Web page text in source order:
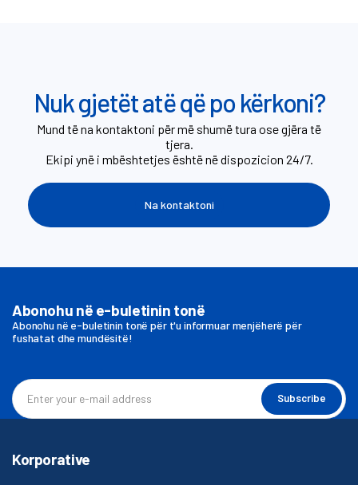
Nuk gjetët atë që po kërkoni?
Mund të na kontaktoni për më shumë tura ose gjëra të
tjera.
Ekipi ynë i mbështetjes është në dispozicion 24/7.
Na kontaktoni
Abonohu në e-buletinin tonë
Abonohu në e-buletinin tonë për t'u informuar menjëherë për
fushatat dhe mundësitë!
Subscribe
Korporative